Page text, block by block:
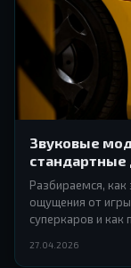
Звуковые
стандартные
суперкаров
Разбираемся,
ощущения от
суперкаров и как
27.04.2026